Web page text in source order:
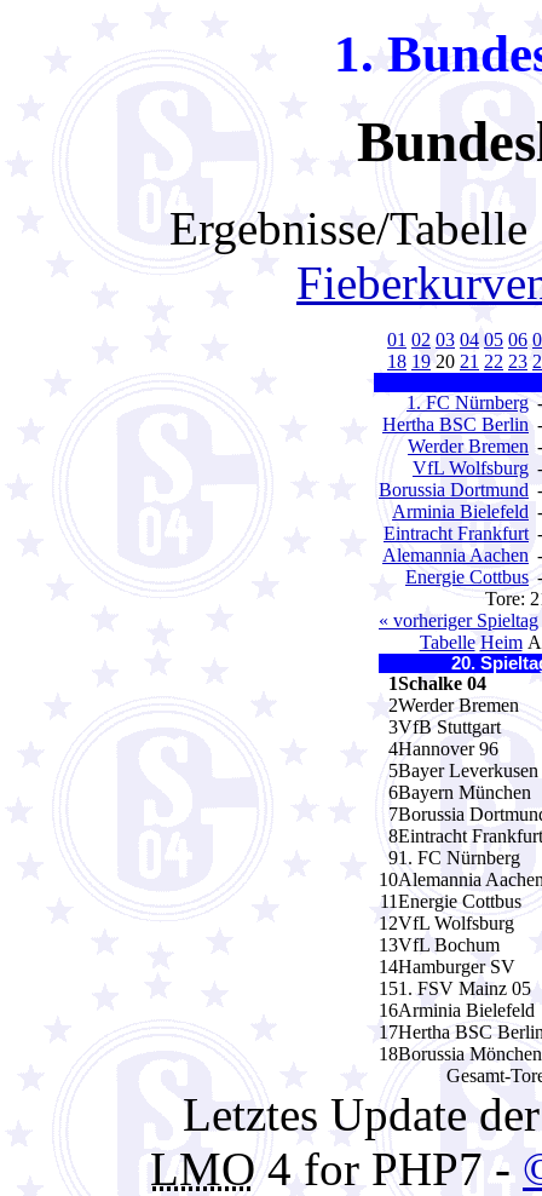
1.
Ergebnisse/
01 02 03 04 05 06
18 19 20 21 22 23
1. FC Nürnberg -
Hertha BSC Berlin -
Werder Bremen -
VfL Wolfsburg -
Borussia Dortmund -
Arminia Bielefeld -
Eintracht Frankfurt -
Alemannia Aachen -
Energie Cottbus -
Tore:
« vorheriger Spieltag
Tabelle Heim
20.
1Schalke 04
2Werder Bremen
3VfB Stuttgart
4Hannover 96
5Bayer Leverkusen
6Bayern München
7Borussia
8Eintracht Frankfurt
91. FC Nürnberg
10Alemannia
11Energie Cottbus
12VfL Wolfsburg
13VfL Bochum
14Hamburger SV
151. FSV Mainz 05
16Arminia Bielefeld
17Hertha BSC
18Borussia
Gesamt-
Letztes Update
LMO 4 for PHP7 -